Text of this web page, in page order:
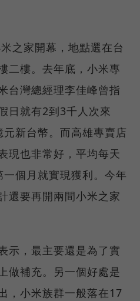
之家開幕，地點選在台
二樓。去年底，小米專
台灣總經理李佳峰曾指
日就有2到3千人次來
新台幣。而高雄專賣店
現也非常好，平均每天
個月就實現獲利。今年
還要再開兩間小米之家
示，最主要還是為了實
做補充。另一個好處是
，小米族群一般落在17